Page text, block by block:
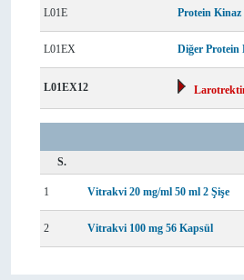
L01E Protein
L01EX Diğer
L01EX12
S.
1 Vitrakvi 20 mg/ml 50 ml 2 Şişe
2 Vitrakvi 100 mg 56 Kapsül